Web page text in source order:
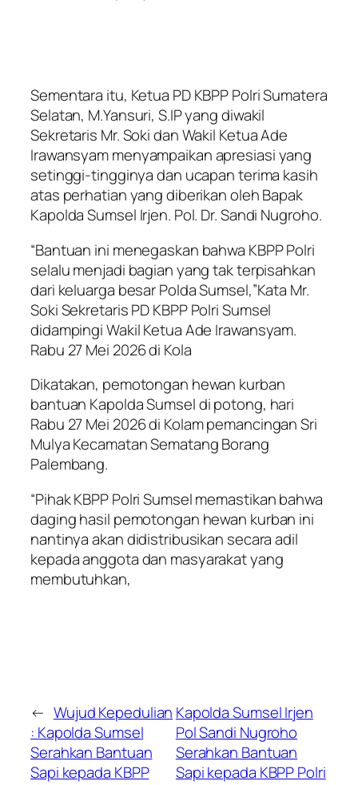
Sementara itu, Ketua PD KBPP Polri Sumatera
Selatan, M.Yansuri, S.IP yang diwakil
Sekretaris Mr. Soki dan Wakil Ketua Ade
Irawansyam menyampaikan apresiasi yang
setinggi-tingginya dan ucapan terima kasih
atas perhatian yang diberikan oleh Bapak
Kapolda Sumsel Irjen. Pol. Dr. Sandi Nugroho.
“Bantuan ini menegaskan bahwa KBPP Polri
selalu menjadi bagian yang tak terpisahkan
dari keluarga besar Polda Sumsel,”Kata Mr.
Soki Sekretaris PD KBPP Polri Sumsel
didampingi Wakil Ketua Ade Irawansyam.
Rabu 27 Mei 2026 di Kola
Dikatakan, pemotongan hewan kurban
bantuan Kapolda Sumsel di potong, hari
Rabu 27 Mei 2026 di Kolam pemancingan Sri
Mulya Kecamatan Sematang Borang
Palembang.
“Pihak KBPP Polri Sumsel memastikan bahwa
daging hasil pemotongan hewan kurban ini
nantinya akan didistribusikan secara adil
kepada anggota dan masyarakat yang
membutuhkan,
← Wujud Kepedulian
: Kapolda Sumsel
Serahkan Bantuan
Sapi kepada KBPP
Kapolda Sumsel Irjen
Pol Sandi Nugroho
Serahkan Bantuan
Sapi kepada KBPP Polri